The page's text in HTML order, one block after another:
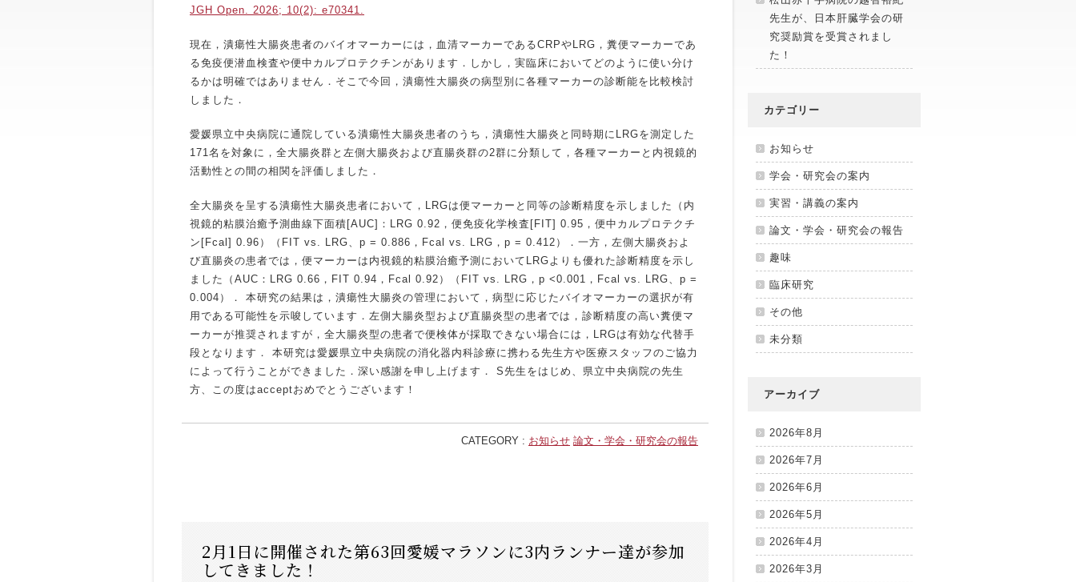
JGH Open. 2026; 10(2): e70341.
現在，潰瘍性大腸炎患者のバイオマーカーには，血清マーカーであるCRPやLRG，糞便マーカーであ
る免疫便潜血検査や便中カルプロテクチンがあります．しかし，実臨床においてどのように使い分け
るかは明確ではありません．そこで今回，潰瘍性大腸炎の病型別に各種マーカーの診断能を比較検討
しました．
愛媛県立中央病院に通院している潰瘍性大腸炎患者のうち，潰瘍性大腸炎と同時期にLRGを測定した
171名を対象に，全大腸炎群と左側大腸炎および直腸炎群の2群に分類して，各種マーカーと内視鏡的
活動性との間の相関を評価しました．
全大腸炎を呈する潰瘍性大腸炎患者において，LRGは便マーカーと同等の診断精度を示しました（内
視鏡的粘膜治癒予測曲線下面積[AUC]：LRG 0.92，便免疫化学検査[FIT] 0.95，便中カルプロテクチ
ン[Fcal] 0.96）（FIT vs. LRG、p = 0.886，Fcal vs. LRG，p = 0.412）．一方，左側大腸炎およ
び直腸炎の患者では，便マーカーは内視鏡的粘膜治癒予測においてLRGよりも優れた診断精度を示し
ました（AUC：LRG 0.66，FIT 0.94，Fcal 0.92）（FIT vs. LRG，p <0.001，Fcal vs. LRG、p =
0.004）． 本研究の結果は，潰瘍性大腸炎の管理において，病型に応じたバイオマーカーの選択が有
用である可能性を示唆しています．左側大腸炎型および直腸炎型の患者では，診断精度の高い糞便マ
ーカーが推奨されますが，全大腸炎型の患者で便検体が採取できない場合には，LRGは有効な代替手
段となります． 本研究は愛媛県立中央病院の消化器内科診療に携わる先生方や医療スタッフのご協力
によって行うことができました．深い感謝を申し上げます． S先生をはじめ、県立中央病院の先生
方、この度はacceptおめでとうございます！
CATEGORY : お知らせ 論文・学会・研究会の報告
2月1日に開催された第63回愛媛マラソンに3内ランナー達が参加
してきました！
先生が、日本肝臓学会の研
究奨励賞を受賞されまし
た！
カテゴリー
お知らせ
学会・研究会の案内
実習・講義の案内
論文・学会・研究会の報告
趣味
臨床研究
その他
未分類
アーカイブ
2026年8月
2026年7月
2026年6月
2026年5月
2026年4月
2026年3月